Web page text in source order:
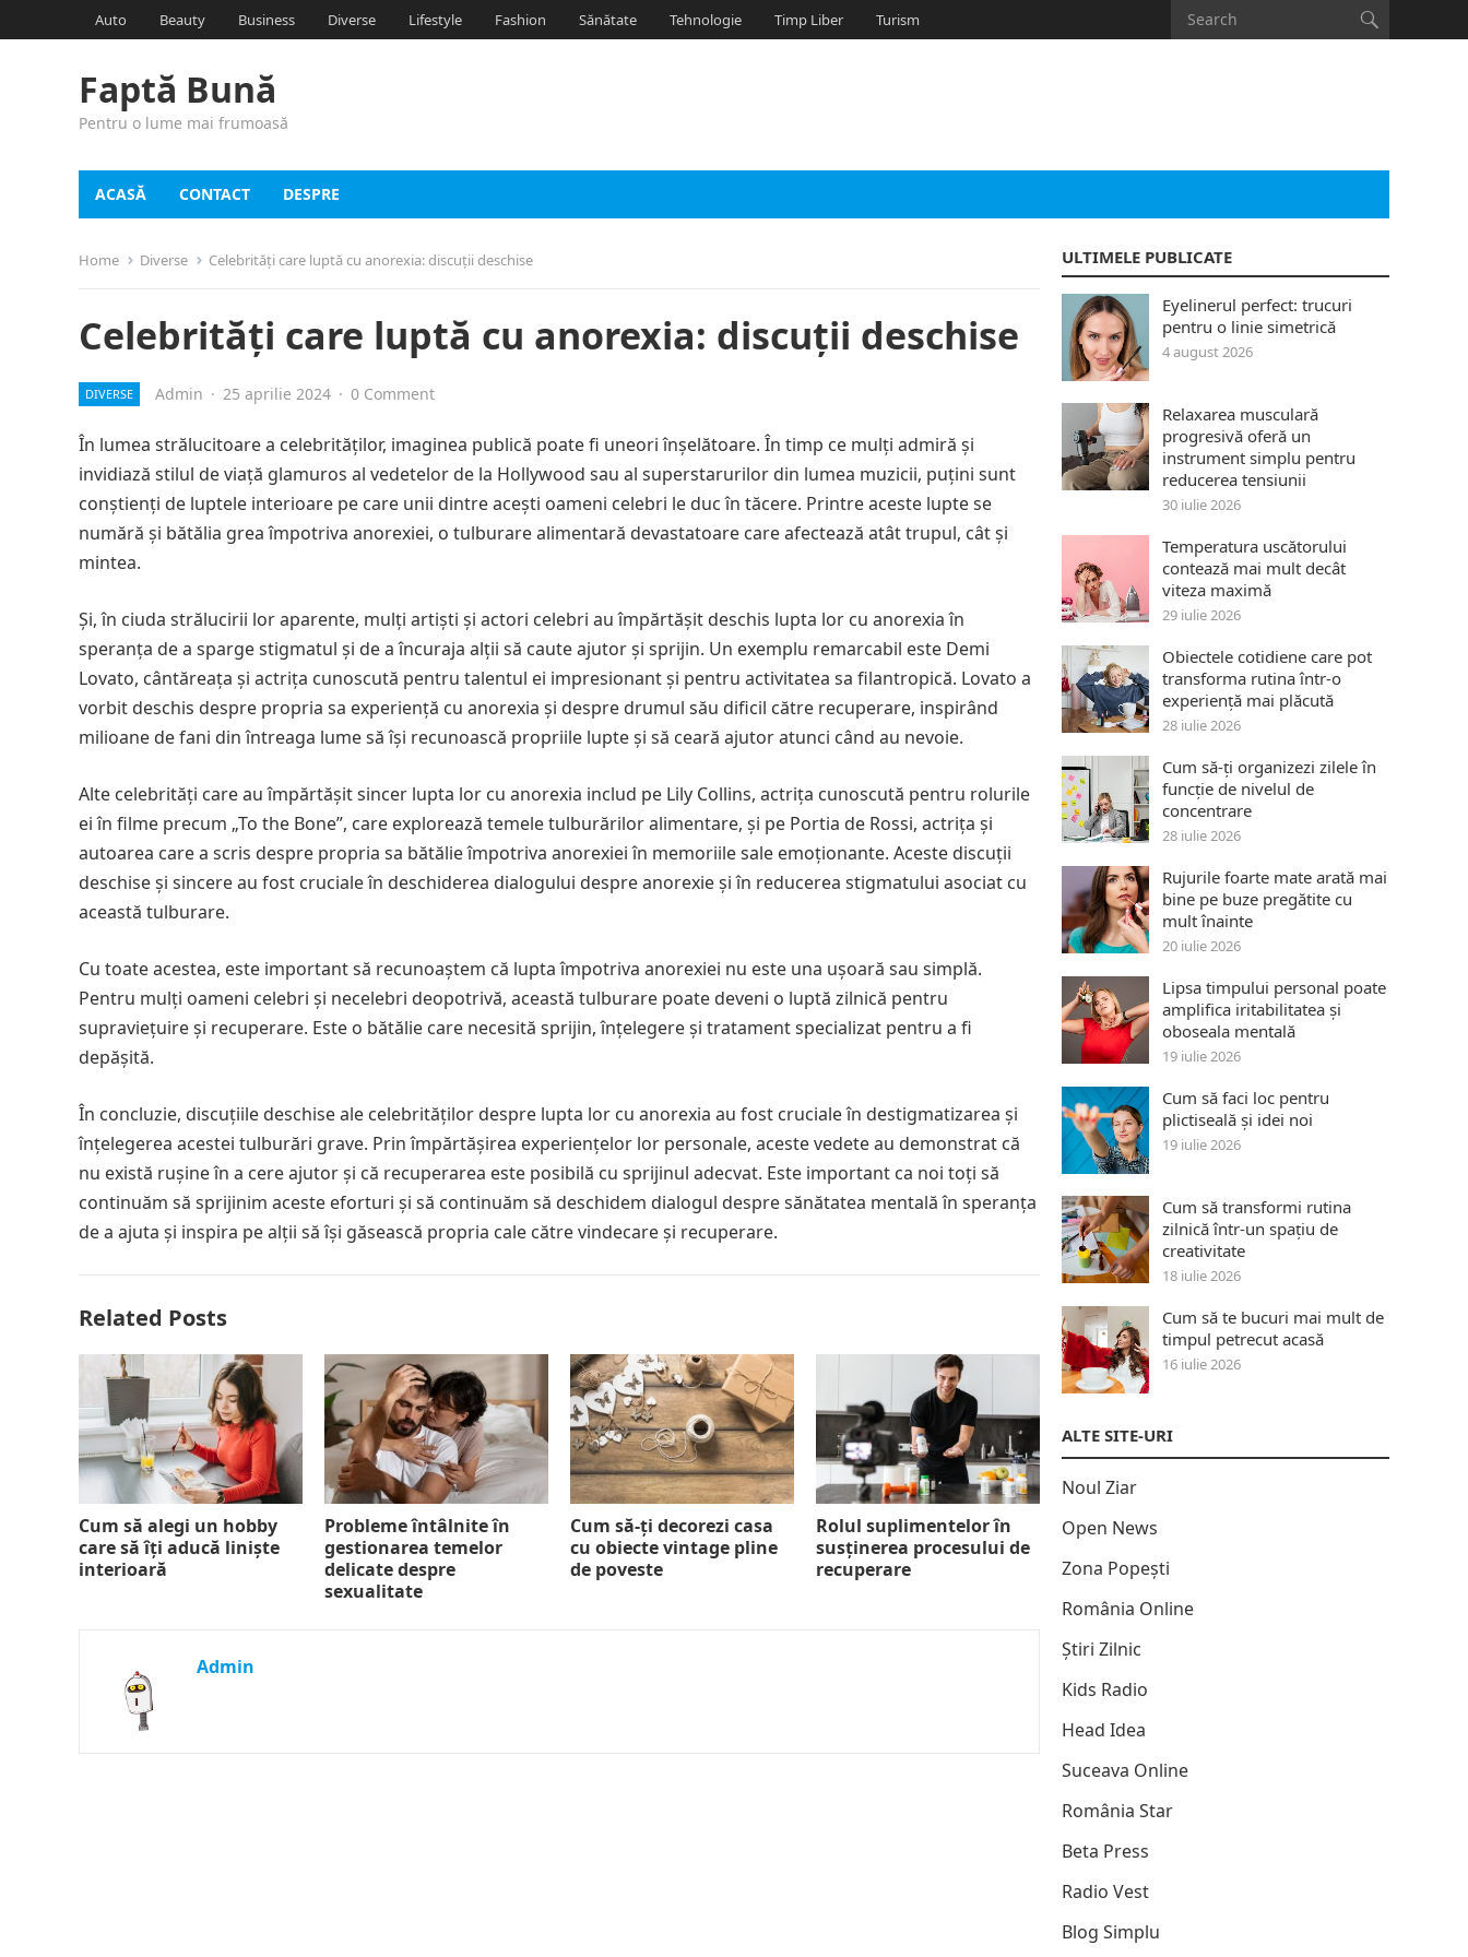
Auto Beauty Business Diverse Lifestyle Fashion Sănătate Tehnologie Timp Liber Turism
Faptă Bună
Pentru o lume mai frumoasă
ACASĂ CONTACT DESPRE
Home Diverse Celebrități care luptă cu anorexia: discuții deschise
Celebrități care luptă cu anorexia: discuții deschise
DIVERSE Admin · 25 aprilie 2024 · 0 Comment
În lumea strălucitoare a celebrităților, imaginea publică poate fi uneori înșelătoare. În timp ce mulți admiră și
invidiază stilul de viață glamuros al vedetelor de la Hollywood sau al superstarurilor din lumea muzicii, puțini sunt
conștienți de luptele interioare pe care unii dintre acești oameni celebri le duc în tăcere. Printre aceste lupte se
numără și bătălia grea împotriva anorexiei, o tulburare alimentară devastatoare care afectează atât trupul, cât și
mintea.
Și, în ciuda strălucirii lor aparente, mulți artiști și actori celebri au împărtășit deschis lupta lor cu anorexia în
speranța de a sparge stigmatul și de a încuraja alții să caute ajutor și sprijin. Un exemplu remarcabil este Demi
Lovato, cântăreața și actrița cunoscută pentru talentul ei impresionant și pentru activitatea sa filantropică. Lovato a
vorbit deschis despre propria sa experiență cu anorexia și despre drumul său dificil către recuperare, inspirând
milioane de fani din întreaga lume să își recunoască propriile lupte și să ceară ajutor atunci când au nevoie.
Alte celebrități care au împărtășit sincer lupta lor cu anorexia includ pe Lily Collins, actrița cunoscută pentru rolurile
ei în filme precum „To the Bone”, care explorează temele tulburărilor alimentare, și pe Portia de Rossi, actrița și
autoarea care a scris despre propria sa bătălie împotriva anorexiei în memoriile sale emoționante. Aceste discuții
deschise și sincere au fost cruciale în deschiderea dialogului despre anorexie și în reducerea stigmatului asociat cu
această tulburare.
Cu toate acestea, este important să recunoaștem că lupta împotriva anorexiei nu este una ușoară sau simplă.
Pentru mulți oameni celebri și necelebri deopotrivă, această tulburare poate deveni o luptă zilnică pentru
supraviețuire și recuperare. Este o bătălie care necesită sprijin, înțelegere și tratament specializat pentru a fi
depășită.
În concluzie, discuțiile deschise ale celebrităților despre lupta lor cu anorexia au fost cruciale în destigmatizarea și
înțelegerea acestei tulburări grave. Prin împărtășirea experiențelor lor personale, aceste vedete au demonstrat că
nu există rușine în a cere ajutor și că recuperarea este posibilă cu sprijinul adecvat. Este important ca noi toți să
continuăm să sprijinim aceste eforturi și să continuăm să deschidem dialogul despre sănătatea mentală în speranța
de a ajuta și inspira pe alții să își găsească propria cale către vindecare și recuperare.
Related Posts
Cum să alegi un hobby
care să îți aducă liniște
interioară
Probleme întâlnite în
gestionarea temelor
delicate despre
sexualitate
Cum să-ți decorezi casa
cu obiecte vintage pline
de poveste
Rolul suplimentelor în
susținerea procesului de
recuperare
Admin
ULTIMELE PUBLICATE
Eyelinerul perfect: trucuri
pentru o linie simetrică
4 august 2026
Relaxarea musculară
progresivă oferă un
instrument simplu pentru
reducerea tensiunii
30 iulie 2026
Temperatura uscătorului
contează mai mult decât
viteza maximă
29 iulie 2026
Obiectele cotidiene care pot
transforma rutina într-o
experiență mai plăcută
28 iulie 2026
Cum să-ți organizezi zilele în
funcție de nivelul de
concentrare
28 iulie 2026
Rujurile foarte mate arată mai
bine pe buze pregătite cu
mult înainte
20 iulie 2026
Lipsa timpului personal poate
amplifica iritabilitatea și
oboseala mentală
19 iulie 2026
Cum să faci loc pentru
plictiseală și idei noi
19 iulie 2026
Cum să transformi rutina
zilnică într-un spațiu de
creativitate
18 iulie 2026
Cum să te bucuri mai mult de
timpul petrecut acasă
16 iulie 2026
ALTE SITE-URI
Noul Ziar
Open News
Zona Popești
România Online
Știri Zilnic
Kids Radio
Head Idea
Suceava Online
România Star
Beta Press
Radio Vest
Blog Simplu